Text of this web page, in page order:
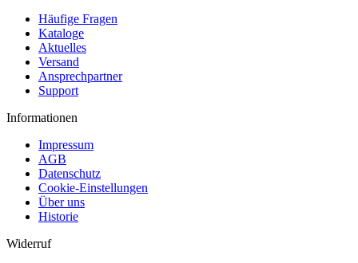
Häufige Fragen
Kataloge
Aktuelles
Versand
Ansprechpartner
Support
Informationen
Impressum
AGB
Datenschutz
Cookie-Einstellungen
Über uns
Historie
Widerruf